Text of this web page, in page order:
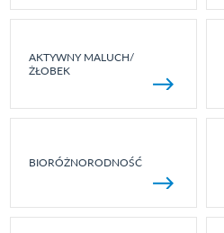
AKTYWNY MALUCH/
ŻŁOBEK
BIORÓŻNORODNOŚĆ